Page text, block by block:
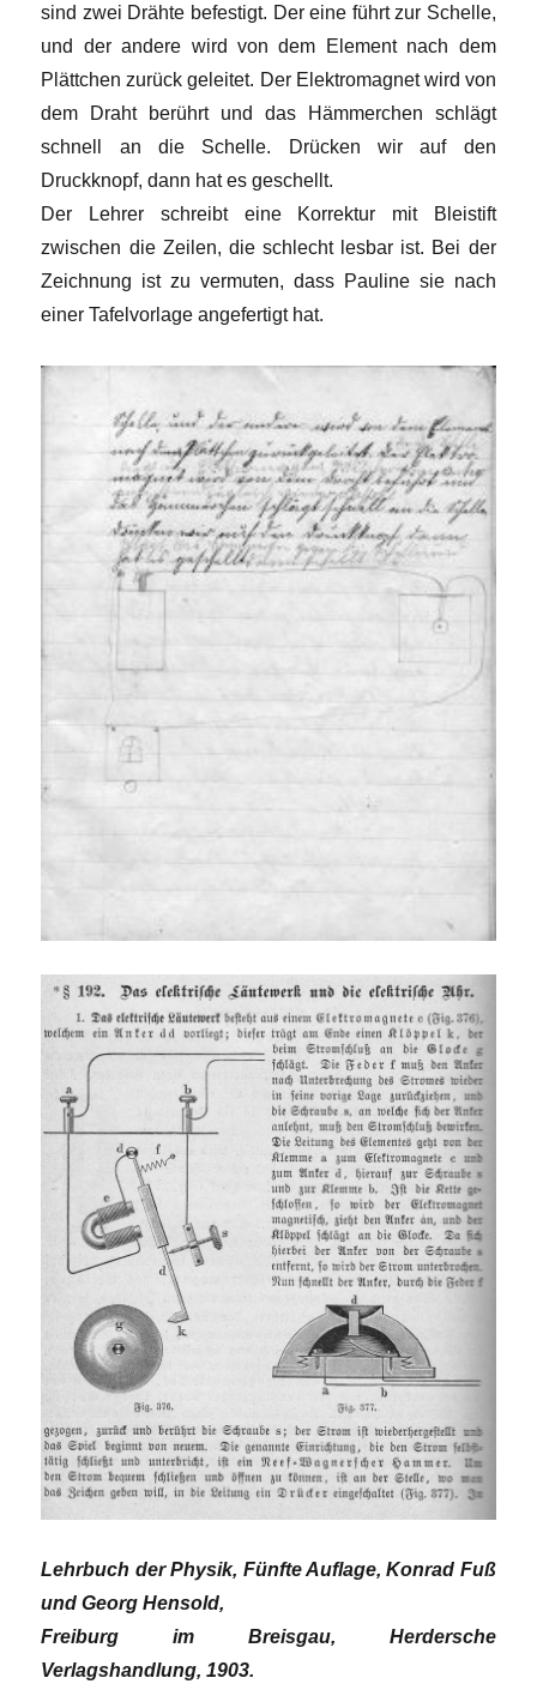
sind zwei Drähte befestigt. Der eine führt zur Schelle,
und der andere wird von dem Element nach dem
Plättchen zurück geleitet. Der Elektromagnet wird von
dem Draht berührt und das Hämmerchen schlägt
schnell an die Schelle. Drücken wir auf den
Druckknopf, dann hat es geschellt.
Der Lehrer schreibt eine Korrektur mit Bleistift
zwischen die Zeilen, die schlecht lesbar ist. Bei der
Zeichnung ist zu vermuten, dass Pauline sie nach
einer Tafelvorlage angefertigt hat.
Lehrbuch der Physik, Fünfte Auflage, Konrad Fuß
und Georg Hensold,
Freiburg im Breisgau, Herdersche
Verlagshandlung, 1903.